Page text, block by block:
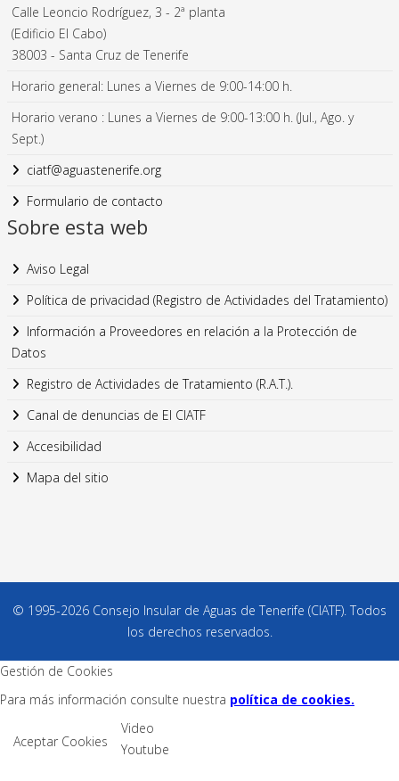
Calle Leoncio Rodríguez, 3 - 2ª planta
(Edificio El Cabo)
38003 - Santa Cruz de Tenerife
Horario general: Lunes a Viernes de 9:00-14:00 h.
Horario verano : Lunes a Viernes de 9:00-13:00 h. (Jul., Ago. y
Sept.)
ciatf@aguastenerife.org
Formulario de contacto
Sobre esta web
Aviso Legal
Política de privacidad (Registro de Actividades del Tratamiento)
Información a Proveedores en relación a la Protección de
Datos
Registro de Actividades de Tratamiento (R.A.T.).
Canal de denuncias de El CIATF
Accesibilidad
Mapa del sitio
© 1995-2026 Consejo Insular de Aguas de Tenerife (CIATF). Todos
los derechos reservados.
Gestión de Cookies
Para más información consulte nuestra política de cookies.
Aceptar Cookies
Video
Youtube